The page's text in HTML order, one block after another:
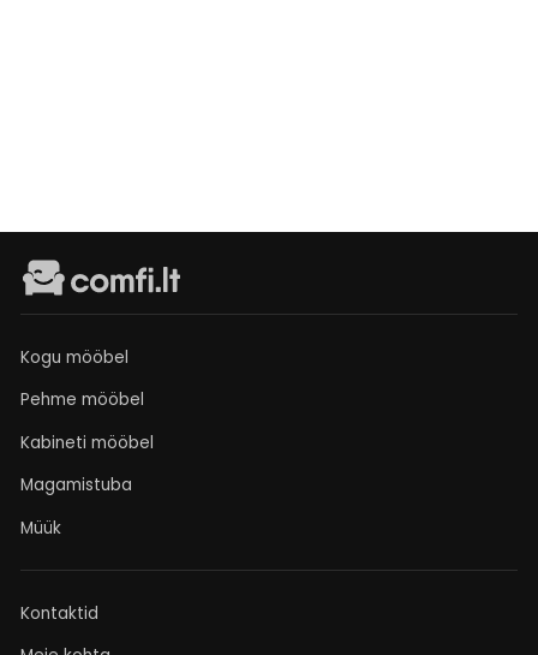
Kogu mööbel
Pehme mööbel
Kabineti mööbel
Magamistuba
Müük
Kontaktid